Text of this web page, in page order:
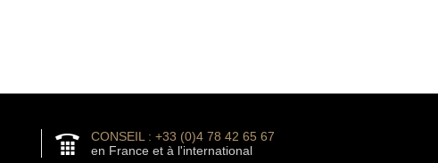
CONSEIL : +33 (0)4 78 42 65 67
en France et à l'international